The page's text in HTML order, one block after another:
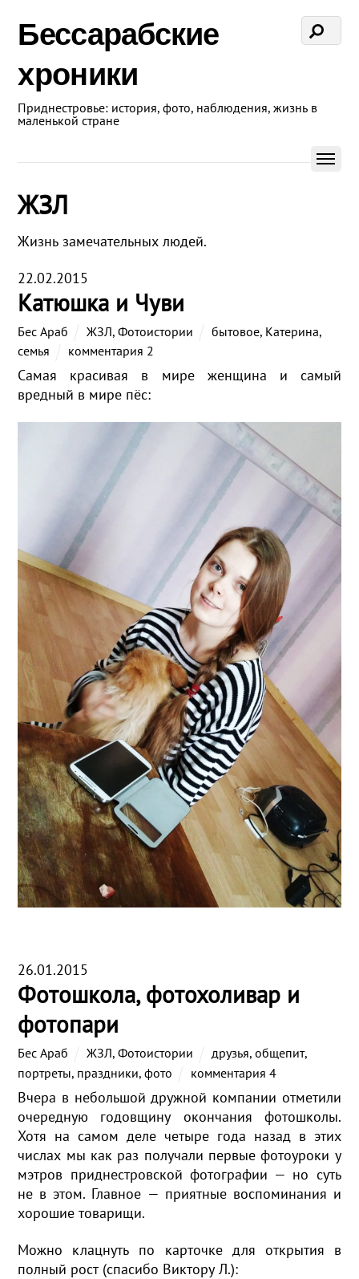
Бессарабские
хроники
Приднестровье: история, фото, наблюдения, жизнь в
маленькой стране
ЖЗЛ
Жизнь замечательных людей.
22.02.2015
Катюшка и Чуви
Бес Араб ЖЗЛ,Фотоистории бытовое, Катерина,
семья
комментария 2
Самая красивая в мире женщина и самый
вредный в мире пёс:
26.01.2015
Фотошкола, фотохоливар и
фотопари
Бес Араб ЖЗЛ,Фотоистории друзья, общепит,
портреты, праздники,фото комментария 4
Вчера в небольшой дружной компании отметили
очередную годовщину окончания фотошколы.
Хотя на самом деле четыре года назад в этих
числах мы как раз получали первые фотоуроки у
мэтров приднестровской фотографии — но суть
не в этом. Главное — приятные воспоминания и
хорошие товарищи.
Можно клацнуть по карточке для открытия в
полный рост (спасибо Виктору Л.):